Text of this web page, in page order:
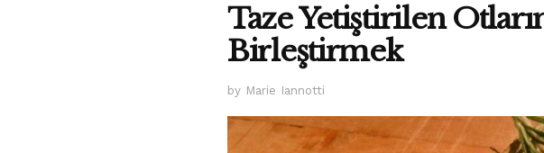
Taze Yetiştirilen
Birleştirmek
by Marie Iannotti